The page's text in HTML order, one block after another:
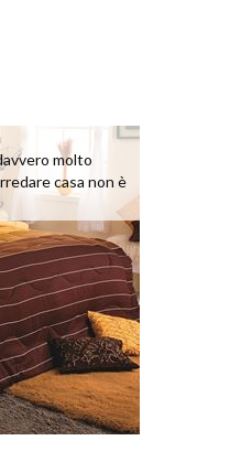
molto
casa non è